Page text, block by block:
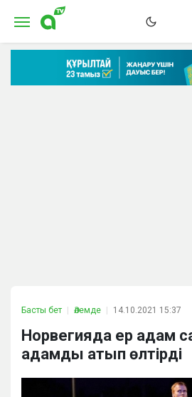
Басты бет Әлемде 14.10.2021 15:37
Норвегияда ер адам
адамды атып өлтірді